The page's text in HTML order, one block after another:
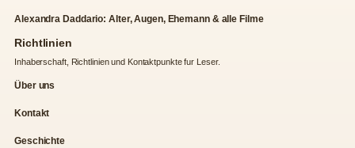
Alexandra Daddario: Alter, Augen, Ehemann & alle Filme
Richtlinien
Inhaberschaft, Richtlinien und Kontaktpunkte fur Leser.
Über uns
Kontakt
Geschichte